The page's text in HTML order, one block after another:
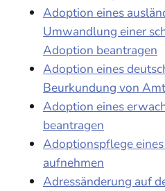
Adoption eines
Umwandlung einer
Adoption beantragen
Adoption eines
Beurkundung von
Adoption eines
beantragen
Adoptionspflege
aufnehmen
Adressänderung auf